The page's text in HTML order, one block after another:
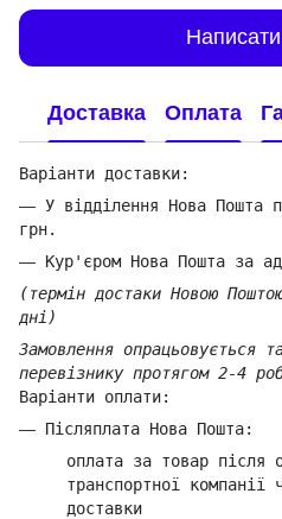
Написати
Доставка Оплата
Варіанти доставки:
— У відділення Нова Пошта
грн.
— Кур'єром Нова Пошта за
(термін достаки Новою
дні)
Замовлення опрацьовується
перевізнику протягом 2-4
Варіанти оплати:
— Післяплата Нова Пошта:
оплата за товар після
транспортної компанії
доставки